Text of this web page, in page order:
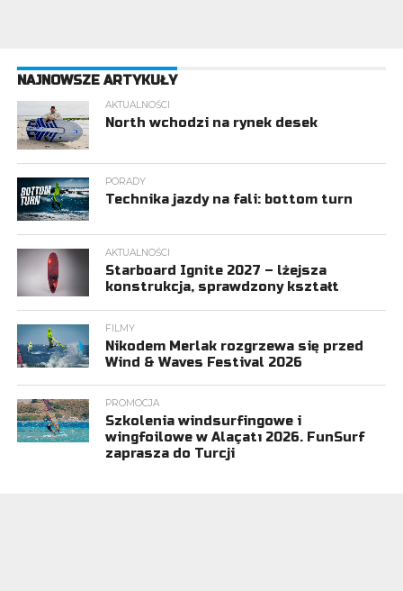
NAJNOWSZE ARTYKUŁY
AKTUALNOŚCI
North wchodzi na rynek desek
PORADY
Technika jazdy na fali: bottom turn
AKTUALNOŚCI
Starboard Ignite 2027 – lżejsza
konstrukcja, sprawdzony kształt
FILMY
Nikodem Merlak rozgrzewa się przed
Wind & Waves Festival 2026
PROMOCJA
Szkolenia windsurfingowe i
wingfoilowe w Alaçatı 2026. FunSurf
zaprasza do Turcji